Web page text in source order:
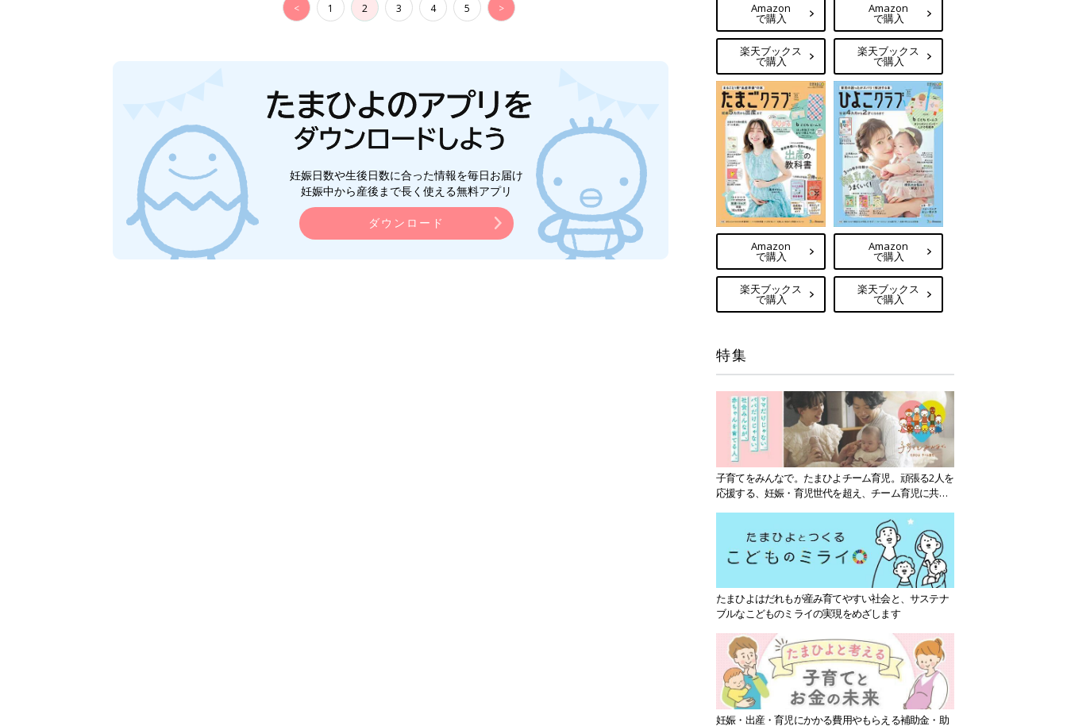
< 1 2 3 4 5 >
妊娠日数や生後日数に合った情報を毎日お届け
妊娠中から産後まで長く使える無料アプリ
ダウンロード
Amazon
で購入
楽天ブックス
で購入
Amazon
で購入
楽天ブックス
で購入
Amazon
で購入
楽天ブックス
で購入
Amazon
で購入
楽天ブックス
で購入
特集
子育てをみんなで。たまひよチーム育児。頑張る2人を
応援する、妊娠・育児世代を超え、チーム育児に共感
たまひよはだれもが産み育てやすい社会と、サステナ
ブルなこどものミライの実現をめざします
妊娠・出産・育児にかかる費用やもらえる補助金・助